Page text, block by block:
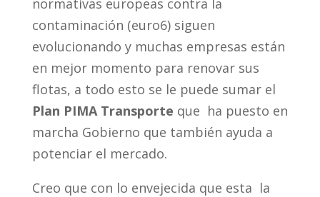
normativas europeas contra la
contaminación (euro6) siguen
evolucionando y muchas empresas están
en mejor momento para renovar sus
flotas, a todo esto se le puede sumar el
Plan PIMA Transporte que ha puesto en
marcha Gobierno que también ayuda a
potenciar el mercado.
Creo que con lo envejecida que esta la